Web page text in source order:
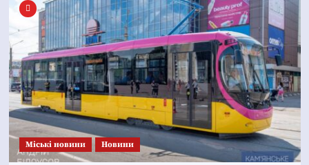
Mіські новини Новини